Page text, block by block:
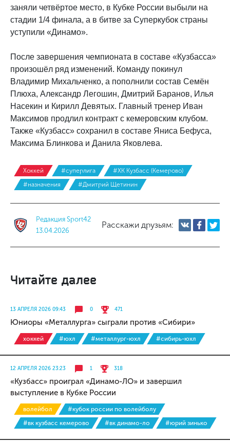
заняли четвёртое место, в Кубке России выбыли на
стадии 1/4 финала, а в битве за Суперкубок страны
уступили «Динамо».
После завершения чемпионата в составе «Кузбасса»
произошёл ряд изменений. Команду покинул
Владимир Михальченко, а пополнили состав Семён
Плюха, Александр Легошин, Дмитрий Баранов, Илья
Насекин и Кирилл Девятых. Главный тренер Иван
Максимов продлил контракт с кемеровским клубом.
Также «Кузбасс» сохранил в составе Яниса Бефуса,
Максима Блинкова и Данила Яковлева.
Хоккей #суперлига
#ХК Кузбасс (Кемерово)
#назначения
#Дмитрий Щетинин
Редакция Sport42
13.04.2026
Расскажи друзьям:
Читайте далее
13 АПРЕЛЯ 2026 09:43 0 471
Юниоры «Металлурга» сыграли против «Сибири»
хоккей #юхл #металлург-юхл #сибирь-юхл
12 АПРЕЛЯ 2026 23:23 1 318
«Кузбасс» проиграл «Динамо-ЛО» и завершил
выступление в Кубке России
волейбол
#кубок россии по волейболу
#вк кузбасс кемерово
#вк динамо-ло #юрий зинько